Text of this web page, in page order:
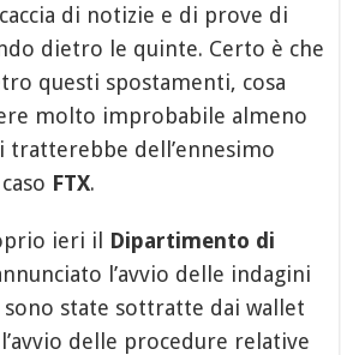
di notizie e di prove di
dietro le quinte. Certo è che
questi spostamenti, cosa
molto improbabile almeno
dell’ennesimo
FTX.
ieri il Dipartimento di
l’avvio delle indagini
state sottratte dai wallet
delle procedure relative